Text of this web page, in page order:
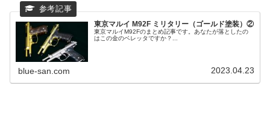
東京マルイ M92F ミリタリー（ゴールド塗装）②
東京マルイM92Fのまとめ記事です。あなたが落としたの
はこの金のベレッタですか？...
blue-san.com 2023.04.23